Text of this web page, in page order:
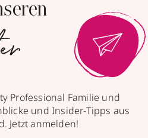
Professional Familie und
und Insider-Tipps aus
Jetzt anmelden!